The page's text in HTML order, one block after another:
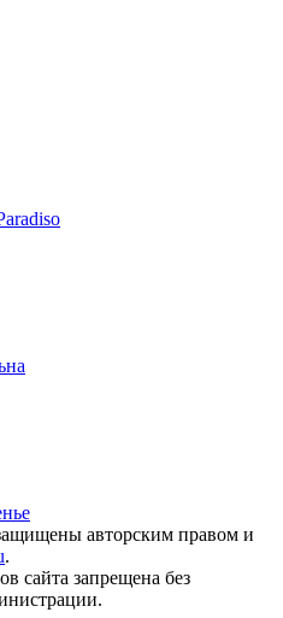
авторским правом и
.
сайта запрещена без